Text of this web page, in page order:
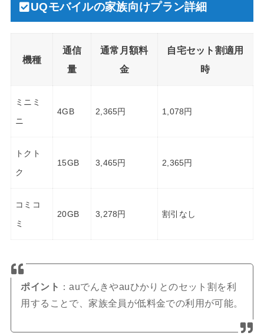
UQモバイルの家族向けプラン詳細
機種
通信
量
通常月額料
金
自宅セット割適用
時
ミニミ
ニ
4GB 2,365円 1,078円
トクト
ク
15GB 3,465円 2,365円
コミコ
ミ
20GB 3,278円 割引なし
ポイント ：auでんきやauひかりとのセット割を利
用することで、家族全員が低料金での利用が可能。